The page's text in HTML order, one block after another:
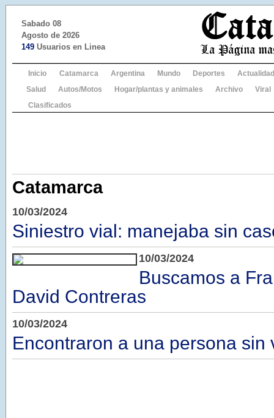
Sabado 08
Agosto de 2026
149 Usuarios en Linea
Inicio Catamarca Argentina Mundo Deportes
Actualidad
Salud
Autos/Motos Hogar/plantas y animales Archivo
Viral
Clasificados
Catamarca
10/03/2024
Siniestro vial: manejaba sin
10/03/2024
Buscamos a
David Contreras
10/03/2024
Encontraron a una persona sin